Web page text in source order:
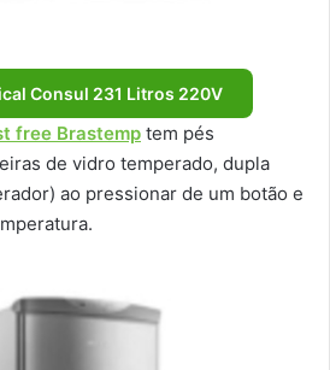
Consul 231 Litros 220V
free Brastemp tem pés
de vidro temperado, dupla
ao pressionar de um botão e